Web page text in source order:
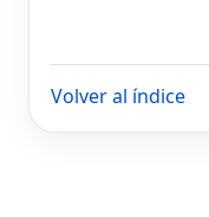
Volver al índice